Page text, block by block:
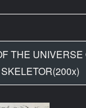
THE UNIVERSE